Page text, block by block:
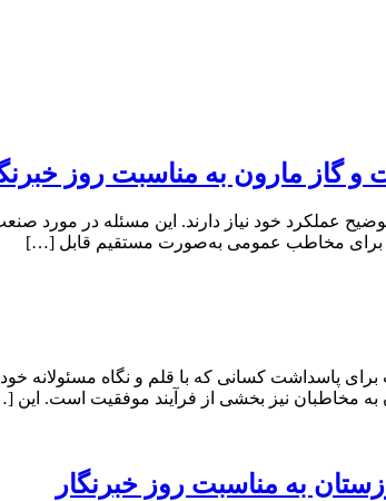
مارون به مناسبت روز
عملکرد خود نیاز دارند. این مسئله در
برای مخاطب عمومی به‌صورت مستقیم قابل […]
کسانی که با قلم و نگاه مسئولانه خود،
به مخاطبان نیز بخشی از فرآیند موفقیت است. این
به مناسبت روز خبرنگار